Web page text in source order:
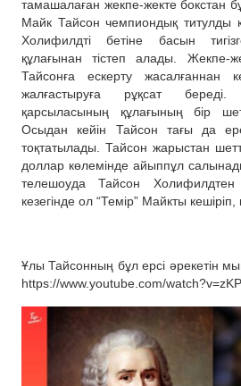
тамашалаған жекпе-жекте бокстан
Майк Тайсон чемпиондық титулды
Холифилдті бетіне басын
құлағынан тістеп алады. Жекпе-
Тайсонға ескерту жасалғаннан
жалғастыруға рұқсат
қарсыласының құлағының бір
Осыдан кейін Тайсон тағы да
тоқтатылады. Тайсон жарыстан
доллар көлемінде айыппұл
телешоуда Тайсон
кезегінде ол “Темір” Майкты
Ұлы Тайсонның бұл ерсі әрекетін
https://www.youtube.com/